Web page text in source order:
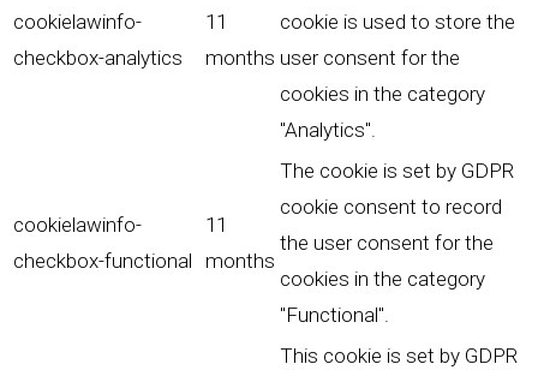
cookielawinfo-
checkbox-analytics
11
months
cookie is used to store the
user consent for the
cookies in the category
"Analytics".
cookielawinfo-
checkbox-functional
11
months
The cookie is set by GDPR
cookie consent to record
the user consent for the
cookies in the category
"Functional".
This cookie is set by GDPR